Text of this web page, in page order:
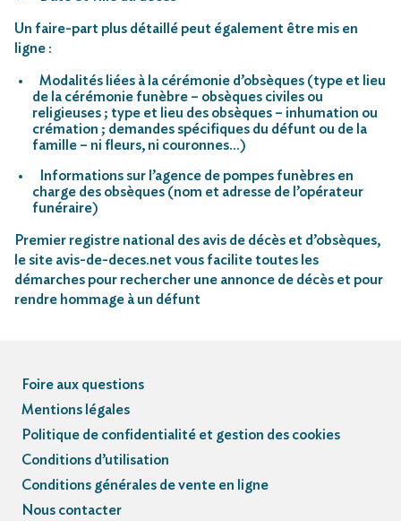
Un faire-part plus détaillé peut également être mis en
ligne :
Modalités liées à la cérémonie d’obsèques (type et lieu
de la cérémonie funèbre – obsèques civiles ou
religieuses ; type et lieu des obsèques – inhumation ou
crémation ; demandes spécifiques du défunt ou de la
famille – ni fleurs, ni couronnes…)
Informations sur l’agence de pompes funèbres en
charge des obsèques (nom et adresse de l’opérateur
funéraire)
Premier registre national des avis de décès et d’obsèques,
le site avis-de-deces.net vous facilite toutes les
démarches pour rechercher une annonce de décès et pour
rendre hommage à un défunt
Foire aux questions
Mentions légales
Politique de confidentialité et gestion des cookies
Conditions d’utilisation
Conditions générales de vente en ligne
Nous contacter